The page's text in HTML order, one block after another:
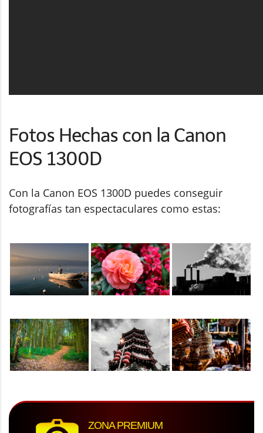
Fotos Hechas con la Canon
EOS 1300D
Con la Canon EOS 1300D puedes conseguir
fotografías tan espectaculares como estas:
ZONA PREMIUM